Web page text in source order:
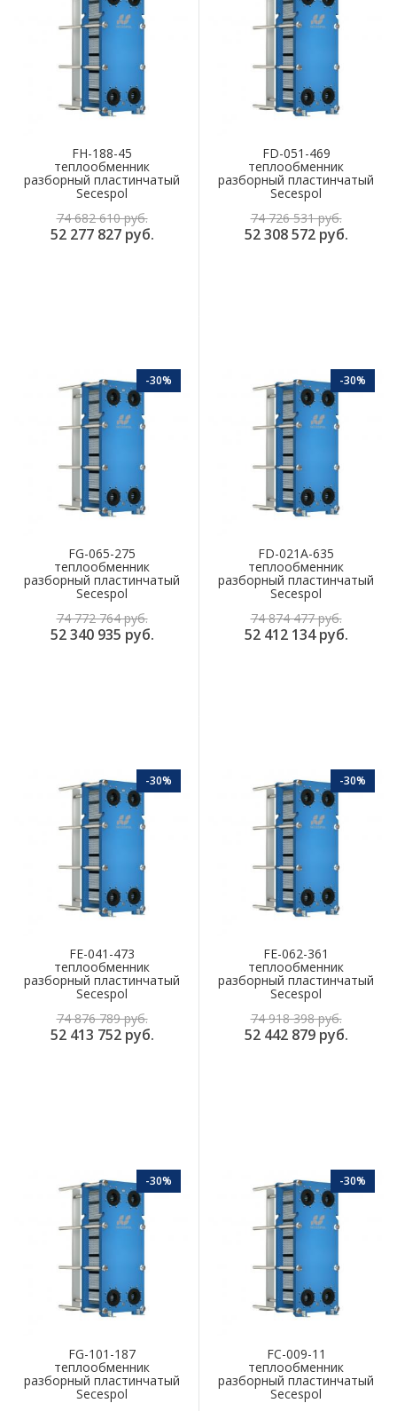
FH-188-45
теплообменник
разборный пластинчатый
Secespol
74 682 610 руб.
52 277 827 руб.
FD-051-469
теплообменник
разборный пластинчатый
Secespol
74 726 531 руб.
52 308 572 руб.
-30%
FG-065-275
теплообменник
разборный пластинчатый
Secespol
74 772 764 руб.
52 340 935 руб.
-30%
FD-021A-635
теплообменник
разборный пластинчатый
Secespol
74 874 477 руб.
52 412 134 руб.
-30%
FE-041-473
теплообменник
разборный пластинчатый
Secespol
74 876 789 руб.
52 413 752 руб.
-30%
FE-062-361
теплообменник
разборный пластинчатый
Secespol
74 918 398 руб.
52 442 879 руб.
-30%
FG-101-187
теплообменник
разборный пластинчатый
Secespol
-30%
FC-009-11
теплообменник
разборный пластинчатый
Secespol